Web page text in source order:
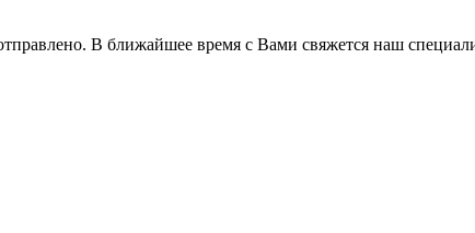
В ближайшее время с Вами свяжется наш